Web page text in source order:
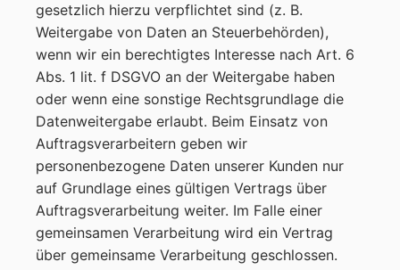
gesetzlich hierzu verpflichtet sind (z. B.
Weitergabe von Daten an Steuerbehörden),
wenn wir ein berechtigtes Interesse nach Art. 6
Abs. 1 lit. f DSGVO an der Weitergabe haben
oder wenn eine sonstige Rechtsgrundlage die
Datenweitergabe erlaubt. Beim Einsatz von
Auftragsverarbeitern geben wir
personenbezogene Daten unserer Kunden nur
auf Grundlage eines gültigen Vertrags über
Auftragsverarbeitung weiter. Im Falle einer
gemeinsamen Verarbeitung wird ein Vertrag
über gemeinsame Verarbeitung geschlossen.